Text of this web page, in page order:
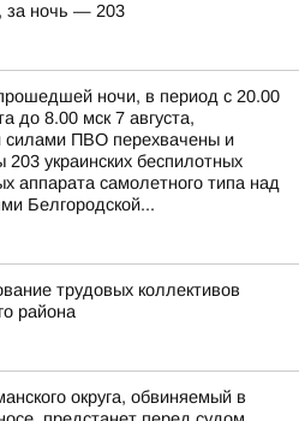
за ночь — 203
ночи, в период с 20.00
до 8.00 мск 7 августа,
силами ПВО перехвачены и
203 украинских беспилотных
аппарата самолетного типа над
Белгородской...
трудовых коллективов
района
округа, обвиняемый в